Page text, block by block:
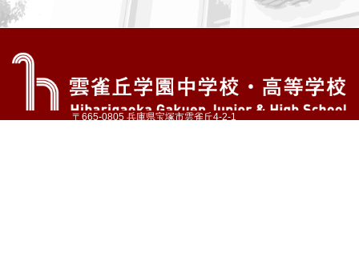
〒665-0805 兵庫県宝塚市雲雀丘4-2-1